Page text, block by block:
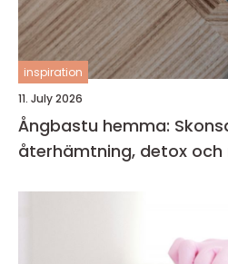
inspiration
11. July 2026
Ångbastu hemma:
återhämtning, detox